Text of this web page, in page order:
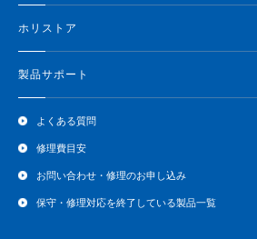
ホリストア
製品サポート
よくある質問
修理費目安
お問い合わせ・修理のお申し込み
保守・修理対応を終了している製品一覧